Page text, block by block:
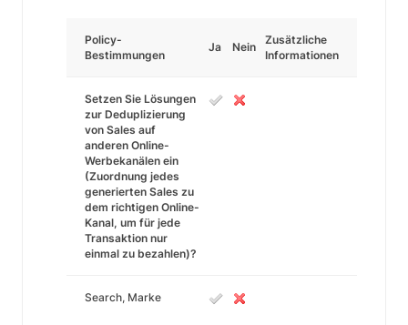
Policy-
Bestimmungen
Ja Nein
Zusätzliche
Informationen
Setzen Sie Lösungen
zur Deduplizierung
von Sales auf
anderen Online-
Werbekanälen ein
(Zuordnung jedes
generierten Sales zu
dem richtigen Online-
Kanal, um für jede
Transaktion nur
einmal zu bezahlen)?
Search, Marke